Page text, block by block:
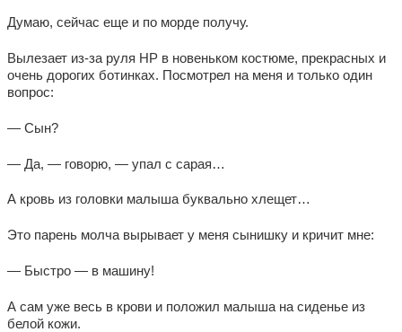
Думаю, сейчас еще и по морде получу.
Вылезает из-за руля НР в новеньком костюме, прекрасных и
очень дорогих ботинках. Посмотрел на меня и только один
вопрос:
— Сын?
— Да, — говорю, — упал с сарая…
А кровь из головки малыша буквально хлещет…
Это парень молча вырывает у меня сынишку и кричит мне:
— Быстро — в машину!
А сам уже весь в крови и положил малыша на сиденье из
белой кожи.